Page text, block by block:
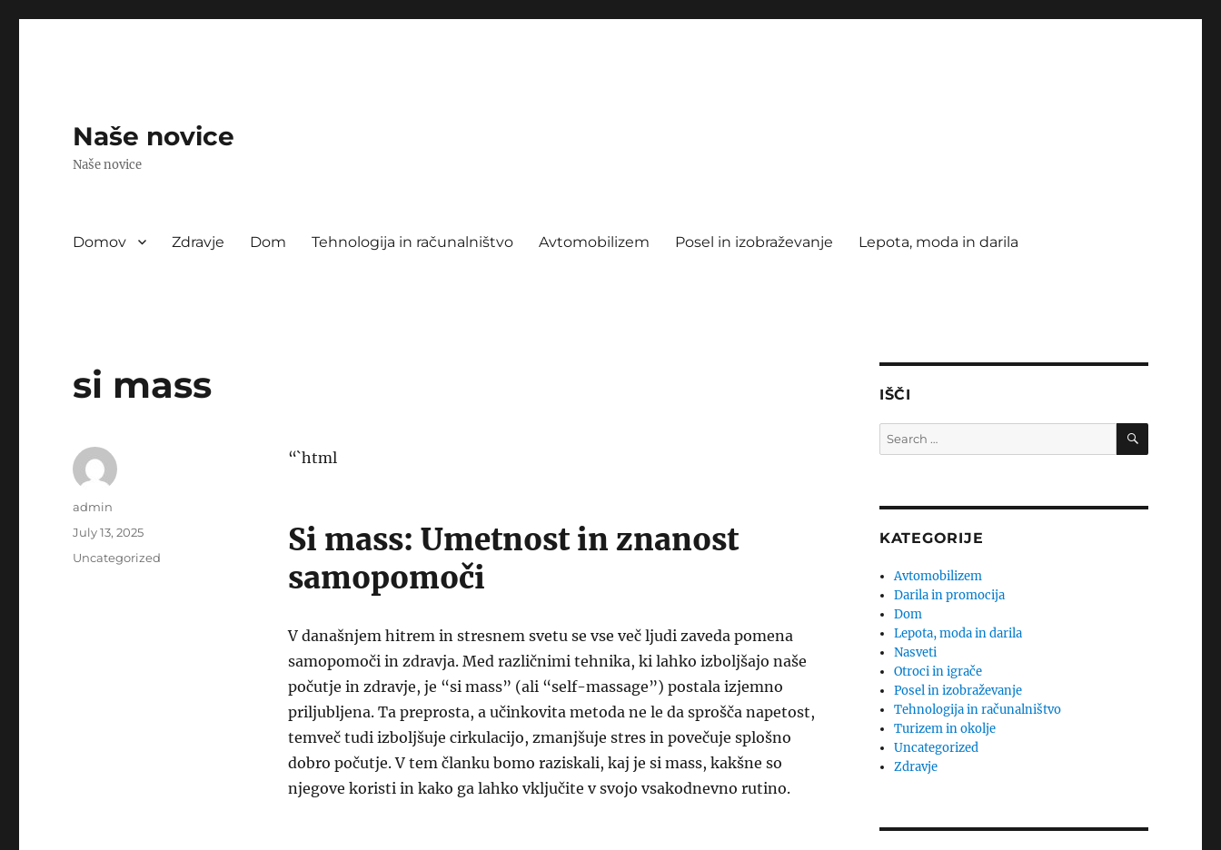
Naše novice
Naše novice
Domov Zdravje Dom Tehnologija in računalništvo Avtomobilizem Posel in izobraževanje Lepota, moda in darila
si mass
“`html
Si mass: Umetnost in znanost
samopomoči
V današnjem hitrem in stresnem svetu se vse več ljudi zaveda pomena
samopomoči in zdravja. Med različnimi tehnika, ki lahko izboljšajo naše
počutje in zdravje, je “si mass” (ali “self-massage”) postala izjemno
priljubljena. Ta preprosta, a učinkovita metoda ne le da sprošča napetost,
temveč tudi izboljšuje cirkulacijo, zmanjšuje stres in povečuje splošno
dobro počutje. V tem članku bomo raziskali, kaj je si mass, kakšne so
njegove koristi in kako ga lahko vključite v svojo vsakodnevno rutino.
Author
admin
Posted
July 13, 2025
Categories
Uncategorized
IŠČI
Search
for:
SEARCH
KATEGORIJE
Avtomobilizem
Darila in promocija
Dom
Lepota, moda in darila
Nasveti
Otroci in igrače
Posel in izobraževanje
Tehnologija in računalništvo
Turizem in okolje
Uncategorized
Zdravje